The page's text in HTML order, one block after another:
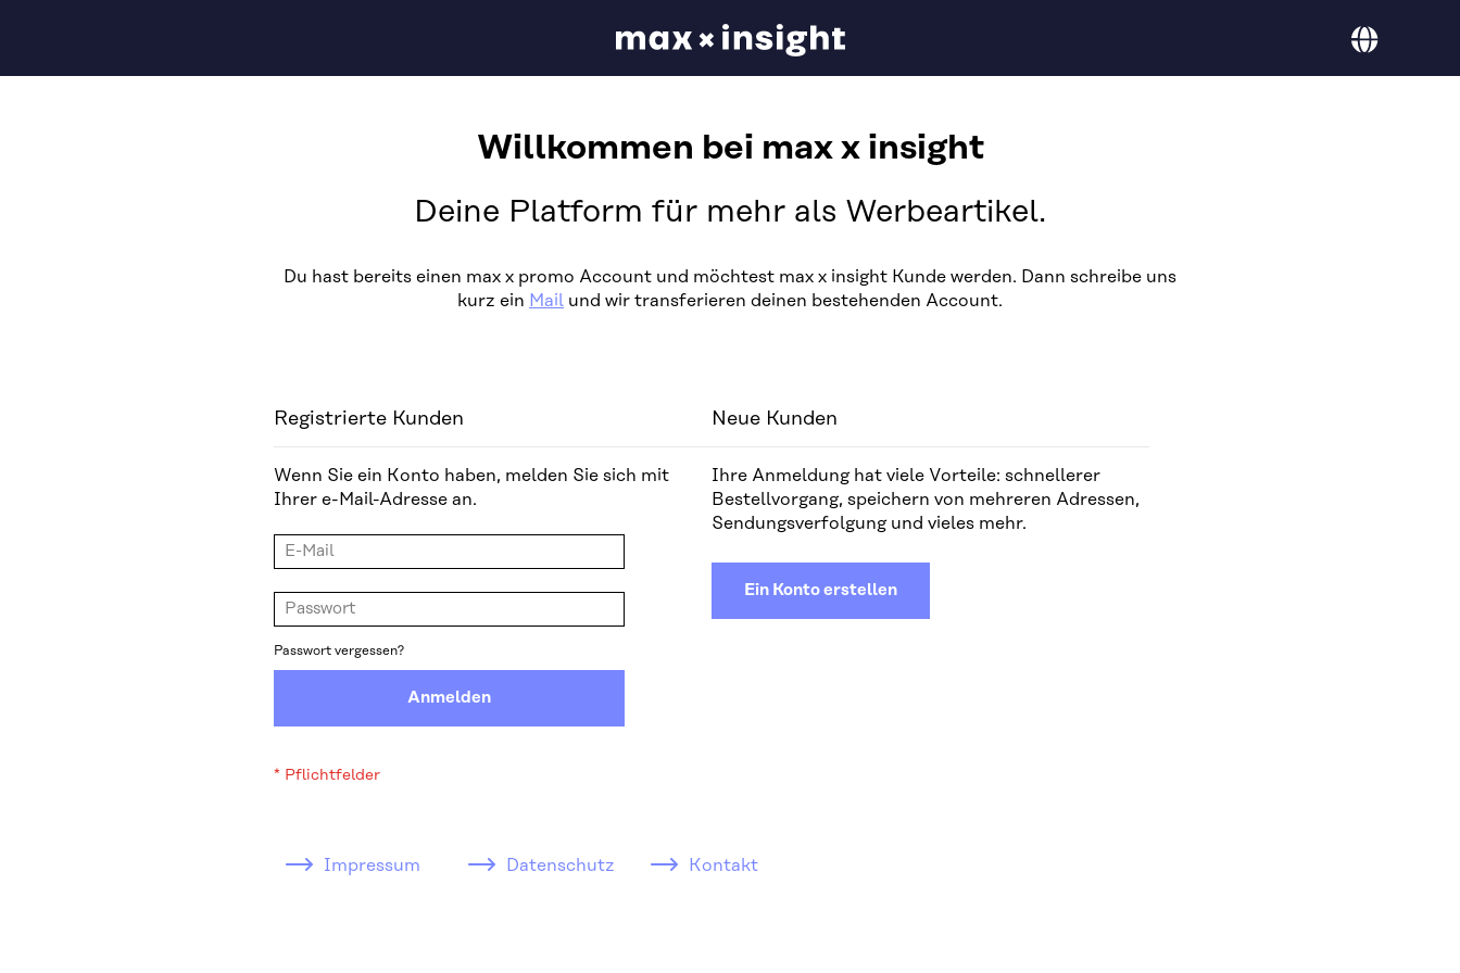
SpracheDeutsch
Willkommen bei max x insight
Deine Platform für mehr als Werbeartikel.
Du hast bereits einen max x promo Account und möchtest max x insight Kunde werden. Dann schreibe uns
kurz ein Mail und wir transferieren deinen bestehenden Account.
Registrierte Kunden
Wenn Sie ein Konto haben, melden Sie sich mit
Ihrer e-Mail-Adresse an.
Passwort vergessen?
Anmelden
Neue Kunden
Ihre Anmeldung hat viele Vorteile: schnellerer
Bestellvorgang, speichern von mehreren Adressen,
Sendungsverfolgung und vieles mehr.
Ein Konto erstellen
Impressum Datenschutz Kontakt